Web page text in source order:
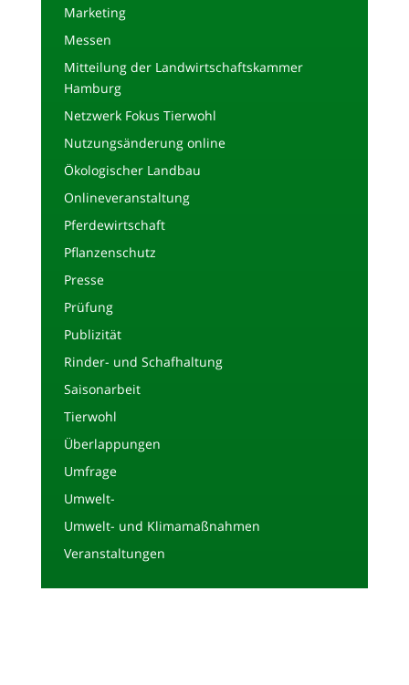
Marketing
Messen
Mitteilung der Landwirtschaftskammer
Hamburg
Netzwerk Fokus Tierwohl
Nutzungsänderung online
Ökologischer Landbau
Onlineveranstaltung
Pferdewirtschaft
Pflanzenschutz
Presse
Prüfung
Publizität
Rinder- und Schafhaltung
Saisonarbeit
Tierwohl
Überlappungen
Umfrage
Umwelt-
Umwelt- und Klimamaßnahmen
Veranstaltungen